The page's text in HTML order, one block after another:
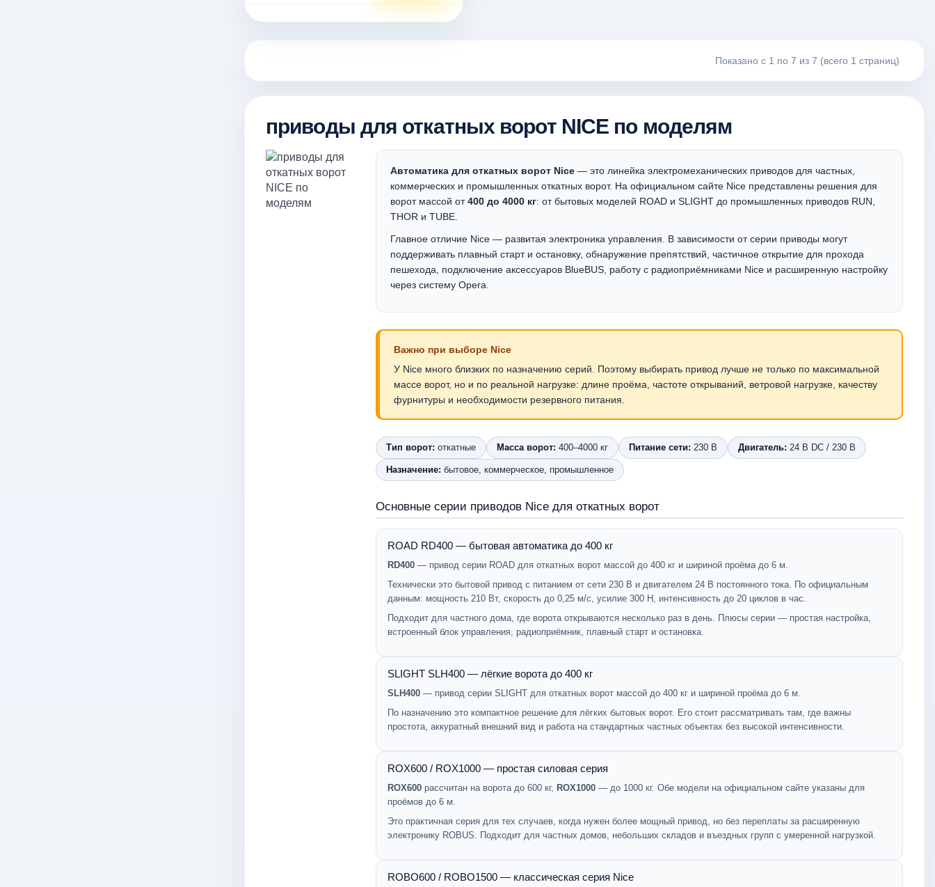
Показано с 1 по 7 из 7 (всего 1 страниц)
приводы для откатных ворот NICE по моделям
Автоматика для откатных ворот Nice— это линейка электромеханических приводов для частных,
коммерческих и промышленных откатных ворот. На официальном сайте Nice представлены решения для
ворот массой от400 до 4000 кг: от бытовых моделей ROAD и SLIGHT до промышленных приводов RUN,
THOR и TUBE.
Главное отличие Nice — развитая электроника управления. В зависимости от серии приводы могут
поддерживать плавный старт и остановку, обнаружение препятствий, частичное открытие для прохода
пешехода, подключение аксессуаров BlueBUS, работу с радиоприёмниками Nice и расширенную настройку
через систему Opera.
Важно при выборе Nice
У Nice много близких по назначению серий. Поэтому выбирать привод лучше не только по максимальной
массе ворот, но и по реальной нагрузке: длине проёма, частоте открываний, ветровой нагрузке, качеству
фурнитуры и необходимости резервного питания.
Тип ворот: откатные Масса ворот: 400–4000 кг Питание сети: 230 В Двигатель: 24 В DC / 230 В
Назначение: бытовое, коммерческое, промышленное
Основные серии приводов Nice для откатных ворот
ROAD RD400 — бытовая автоматика до 400 кг
RD400— привод серии ROAD для откатных ворот массой до 400 кг и шириной проёма до 6 м.
Технически это бытовой привод с питанием от сети 230 В и двигателем 24 В постоянного тока. По официальным
данным: мощность 210 Вт, скорость до 0,25 м/с, усилие 300 Н, интенсивность до 20 циклов в час.
Подходит для частного дома, где ворота открываются несколько раз в день. Плюсы серии — простая настройка,
встроенный блок управления, радиоприёмник, плавный старт и остановка.
SLIGHT SLH400 — лёгкие ворота до 400 кг
SLH400— привод серии SLIGHT для откатных ворот массой до 400 кг и шириной проёма до 6 м.
По назначению это компактное решение для лёгких бытовых ворот. Его стоит рассматривать там, где важны
простота, аккуратный внешний вид и работа на стандартных частных объектах без высокой интенсивности.
ROX600 / ROX1000 — простая силовая серия
ROX600рассчитан на ворота до 600 кг, ROX1000— до 1000 кг. Обе модели на официальном сайте указаны для
проёмов до 6 м.
Это практичная серия для тех случаев, когда нужен более мощный привод, но без переплаты за расширенную
электронику ROBUS. Подходит для частных домов, небольших складов и въездных групп с умеренной нагрузкой.
ROBO600 / ROBO1500 — классическая серия Nice